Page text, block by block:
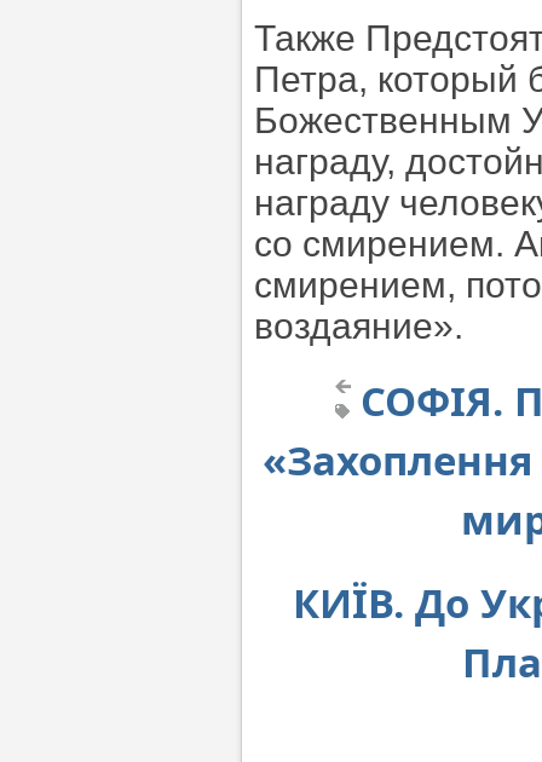
Также
Петра, который
Божественным
награду,
награду
со смирением.
смирением,
воздаяние».
СОФІЯ.
КИЇВ. До